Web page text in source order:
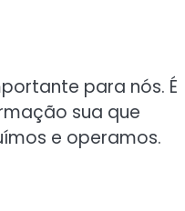
para nós. É
sua que
e operamos.